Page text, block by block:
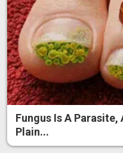
Fungus Is A Parasite,
Plain...